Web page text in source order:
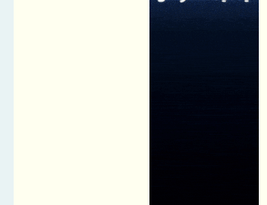
برای توانمندسازی کارکنان و مردم